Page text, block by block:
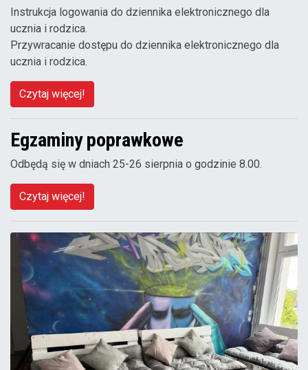
Instrukcja logowania do dziennika elektronicznego dla
ucznia i rodzica.
Przywracanie dostępu do dziennika elektronicznego dla
ucznia i rodzica.
Czytaj więcej!
Egzaminy poprawkowe
Odbędą się w dniach 25-26 sierpnia o godzinie 8.00.
Czytaj więcej!